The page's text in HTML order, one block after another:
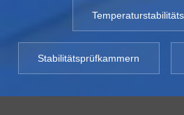
Stabilitätsprüfkammern